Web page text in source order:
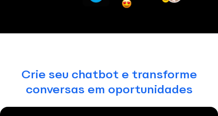
Crie seu chatbot e transforme
conversas em oportunidades